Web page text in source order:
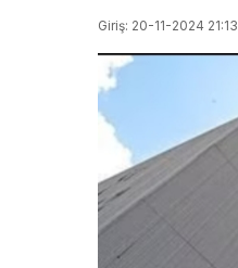
Giriş: 20-11-2024 21:13
gerçek!
Katiliyle 3
gün sonra
nikâh
masasına